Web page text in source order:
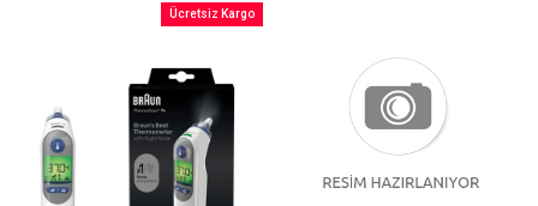
İndirim
Ücretsiz Kargo